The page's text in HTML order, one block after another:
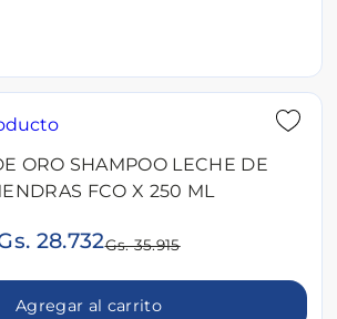
ORO SHAMPOO LECHE DE
FCO X 250 ML
28.732Gs. 35.915
Agregar al carrito